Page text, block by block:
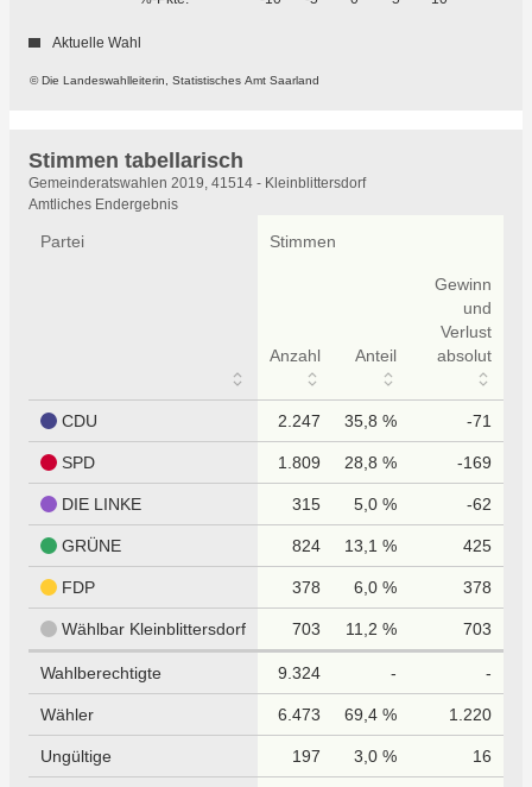
© Die Landeswahlleiterin, Statistisches Amt Saarland
Aktuelle Wahl
Stimmen tabellarisch
Stimmen
tabellarisch
Gemeinderatswahlen 2019, 41514 - Kleinblittersdorf
Amtliches Endergebnis
Partei Stimmen
Anzahl Anteil
Gewinn
und
Verlust
absolut
CDU 2.247 35,8 % -71
SPD 1.809 28,8 % -169
DIE LINKE 315 5,0 % -62
GRÜNE 824 13,1 % 425
FDP 378 6,0 % 378
Wählbar Kleinblittersdorf 703 11,2 % 703
Wahlberechtigte 9.324 - -
Wähler 6.473 69,4 % 1.220
Ungültige 197 3,0 % 16